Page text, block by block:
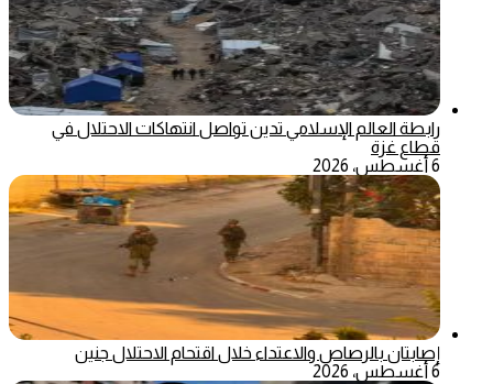
رابطة العالم الإسلامي تدين تواصل انتهاكات الاحتلال في
قطاع غزة
6 أغسطس، 2026
إصابتان بالرصاص والاعتداء خلال اقتحام الاحتلال جنين
6 أغسطس، 2026